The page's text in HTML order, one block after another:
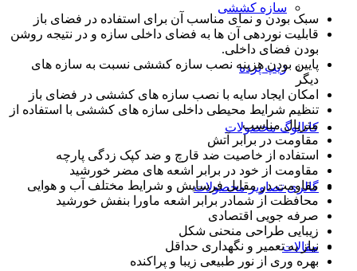
سازه کششی
زیپ پرده
کاتالوگ محصولات
گالری تصاویر محصولات
مقالات
سبک بودن و نمای مناسب آن برای استفاده در فضای باز
قابلیت نوردهی آن ها به فضای داخلی سازه و در نتیجه روشن
بودن فضای داخلی.
پایین بودن هزینه نصب سازه کششی نسبت به سازه های
دیگر
امکان ایجاد سایه با نصب سازه های کششی در فضای باز
تنظیم شرایط محیطی داخلی سازه های کششی با استفاده از
متریال مناسب
مقاومت در برابر آتش
استفاده از خاصیت ضد قارچ و ضد کپک زدگی پارچه
مقاومت از خود در برابر اشعه های مضر خورشید
مقاومت در مقابل فرسایش و شرایط مختلف آب و هوایی
محافظت از شمادر برابر اشعه ماورا بنفش خورشید
صرفه جویی اقتصادی
زیبایی طراحی منحنی شکل
نیاز به تعمیر و نگهداری حداقل
بهره وری از نور طبیعی زیبا و پراکنده